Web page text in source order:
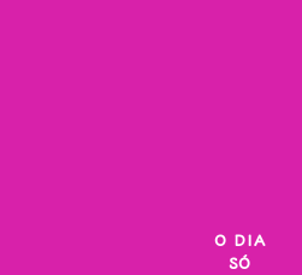
O DIA
SÓ